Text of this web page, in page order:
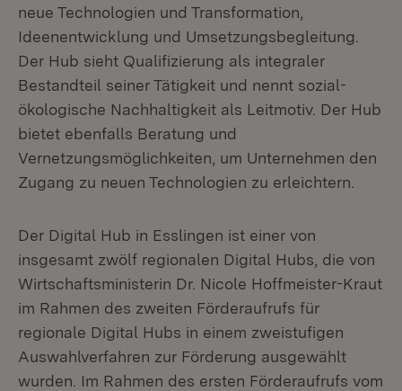
neue Technologien und Transformation,
Ideenentwicklung und Umsetzungsbegleitung.
Der Hub sieht Qualifizierung als integraler
Bestandteil seiner Tätigkeit und nennt sozial-
ökologische Nachhaltigkeit als Leitmotiv. Der Hub
bietet ebenfalls Beratung und
Vernetzungsmöglichkeiten, um Unternehmen den
Zugang zu neuen Technologien zu erleichtern.
Der Digital Hub in Esslingen ist einer von
insgesamt zwölf regionalen Digital Hubs, die von
Wirtschaftsministerin Dr. Nicole Hoffmeister-Kraut
im Rahmen des zweiten Förderaufrufs für
regionale Digital Hubs in einem zweistufigen
Auswahlverfahren zur Förderung ausgewählt
wurden. Im Rahmen des ersten Förderaufrufs vom